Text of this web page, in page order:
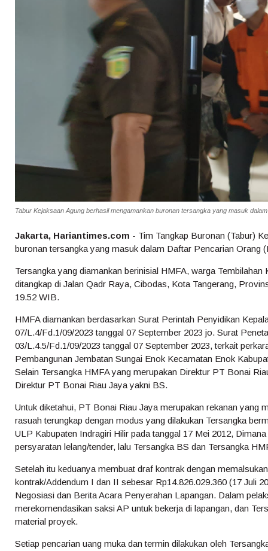
Tabur Kejaksaan Agung berhasil mengamankan buronan tersangka yang masuk
Jakarta, Hariantimes.com - Tim Tangkap Buronan (Tabur)
buronan tersangka yang masuk dalam Daftar Pencarian Orang
Tersangka yang diamankan berinisial HMFA, warga
ditangkap di Jalan Qadr Raya, Cibodas, Kota Tangerang,
19.52 WIB.
HMFA diamankan berdasarkan Surat Perintah Penyidikan
07/L.4/Fd.1/09/2023 tanggal 07 September 2023 jo. Surat
03/L.4.5/Fd.1/09/2023 tanggal 07 September 2023, terkait
Pembangunan Jembatan Sungai Enok Kecamatan Enok
Selain Tersangka HMFA yang merupakan Direktur PT Bonai
Direktur PT Bonai Riau Jaya yakni BS.
Untuk diketahui, PT Bonai Riau Jaya merupakan rekanan yang
rasuah terungkap dengan modus yang dilakukan Tersangka
ULP Kabupaten Indragiri Hilir pada tanggal 17 Mei 2012,
persyaratan lelang/tender, lalu Tersangka BS dan Tersangka
Setelah itu keduanya membuat draf kontrak dengan
kontrak/Addendum I dan II sebesar Rp14.826.029.360 (17 Juli
Negosiasi dan Berita Acara Penyerahan Lapangan. Dalam
merekomendasikan saksi AP untuk bekerja di lapangan, dan
material proyek.
Setiap pencarian uang muka dan termin dilakukan oleh